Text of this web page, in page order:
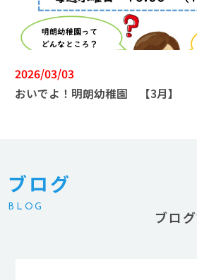
2026/03/03
おいでよ！明朗幼稚園 【3月】
ブログ
BLOG
ブロ